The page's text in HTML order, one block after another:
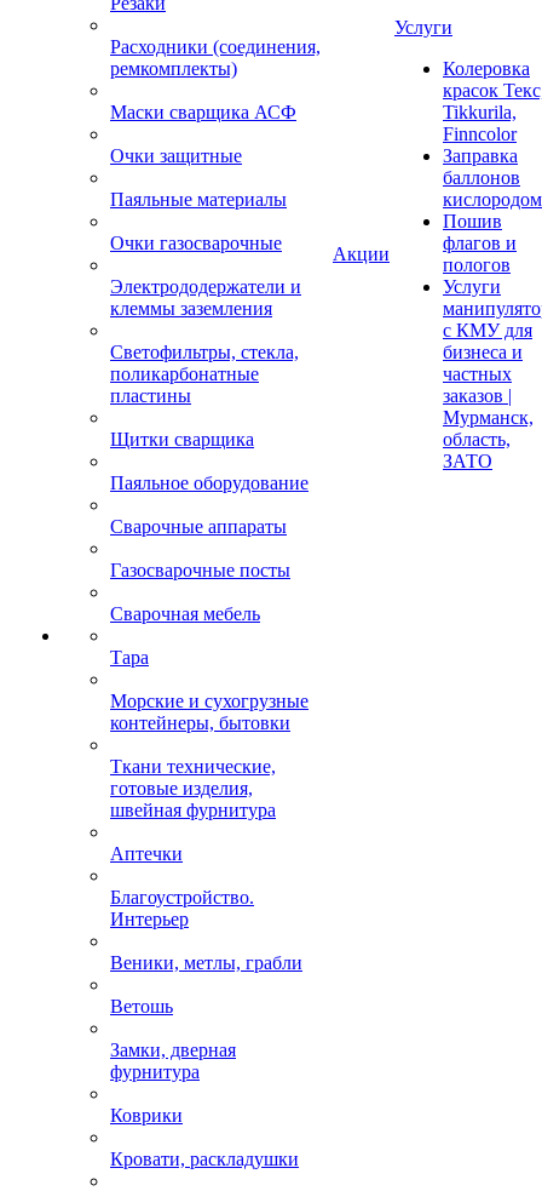
Расходники (соединения,
ремкомплекты)
Маски сварщика АСФ
Очки защитные
Паяльные материалы
Очки газосварочные
Электрододержатели и
клеммы заземления
Светофильтры, стекла,
поликарбонатные
пластины
Щитки сварщика
Паяльное оборудование
Сварочные аппараты
Газосварочные посты
Сварочная мебель
Тара
Морские и сухогрузные
контейнеры, бытовки
Ткани технические,
готовые изделия,
швейная фурнитура
Аптечки
Благоустройство.
Интерьер
Веники, метлы, грабли
Ветошь
Замки, дверная
фурнитура
Коврики
Кровати, раскладушки
Акции
Услуги
Колеровка
красок
Tikkurila,
Finncolor
Заправка
баллонов
кислородом
Пошив
флагов и
пологов
Услуги
с КМУ для
бизнеса и
частных
заказов |
Мурманск,
область,
ЗАТО